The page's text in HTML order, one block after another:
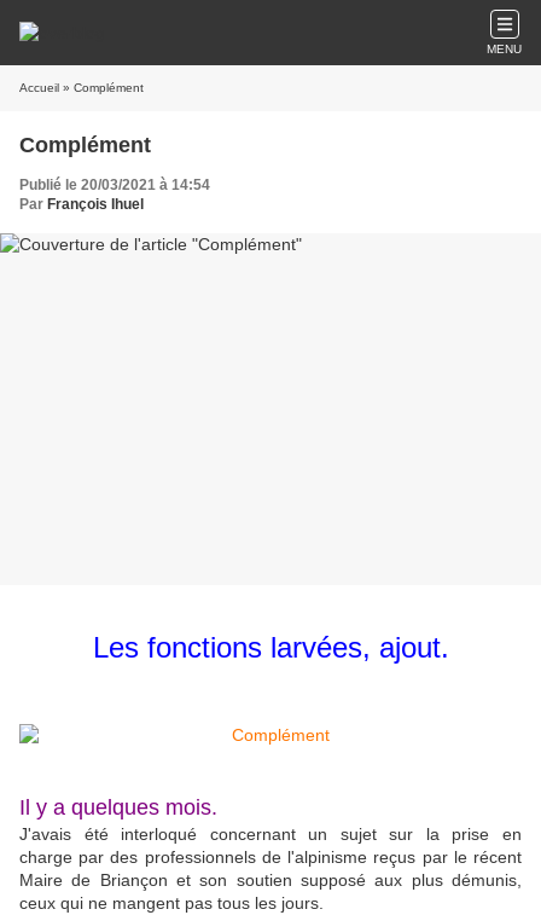
MENU
Accueil » Complément
Complément
Publié le 20/03/2021 à 14:54
Par François Ihuel
Les fonctions larvées, ajout.
Il y a quelques mois.
J'avais été interloqué concernant un sujet sur la prise en
charge par des professionnels de l'alpinisme reçus par le récent
Maire de Briançon et son soutien supposé aux plus démunis,
ceux qui ne mangent pas tous les jours.